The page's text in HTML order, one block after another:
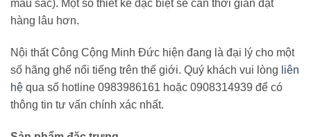
màu sắc). Một số thiết kế đặc biệt sẽ cần thời gian đặt
hàng lâu hơn.
Nội thất Công Cộng Minh Đức hiện đang là đại lý cho một
số hãng ghế nổi tiếng trên thế giới. Quý khách vui lòng liên
hệ qua số hotline 0983986161 hoặc 0908314939 để có
thông tin tư vấn chính xác nhất.